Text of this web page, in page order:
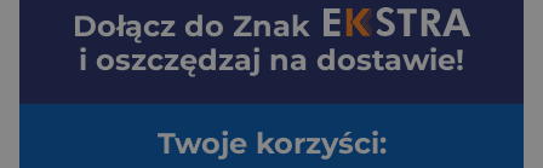
Dołącz do Znak
i oszczędzaj na dostawie!
Twoje korzyści: